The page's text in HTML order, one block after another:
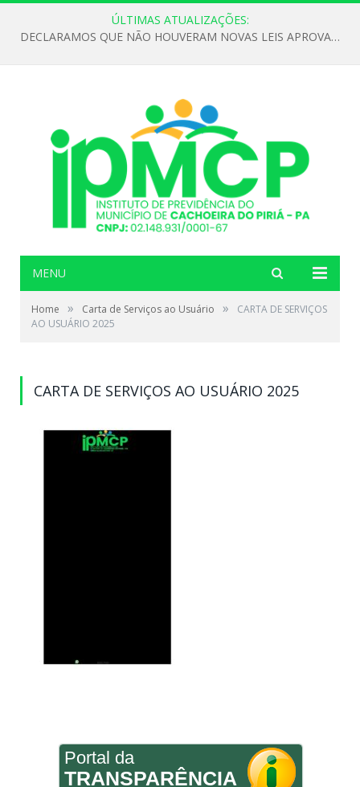
ÚLTIMAS ATUALIZAÇÕES:
DECLARAMOS QUE NÃO HOUVERAM NOVAS LEIS APROVADAS ATÉ O MOMENTO PARA O INSTITUTO DE PREVIDÊNCIA NO ANO DE 2026
MENU
Home » Carta de Serviços ao Usuário »
CARTA DE SERVIÇOS
AO USUÁRIO 2025
CARTA DE SERVIÇOS AO USUÁRIO 2025
Portal da
TRANSPARÊNCIA